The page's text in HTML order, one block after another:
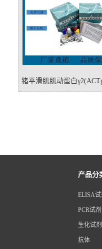
猪平滑肌肌动蛋白
产品分
ELISA
PCR试
生化试
抗体